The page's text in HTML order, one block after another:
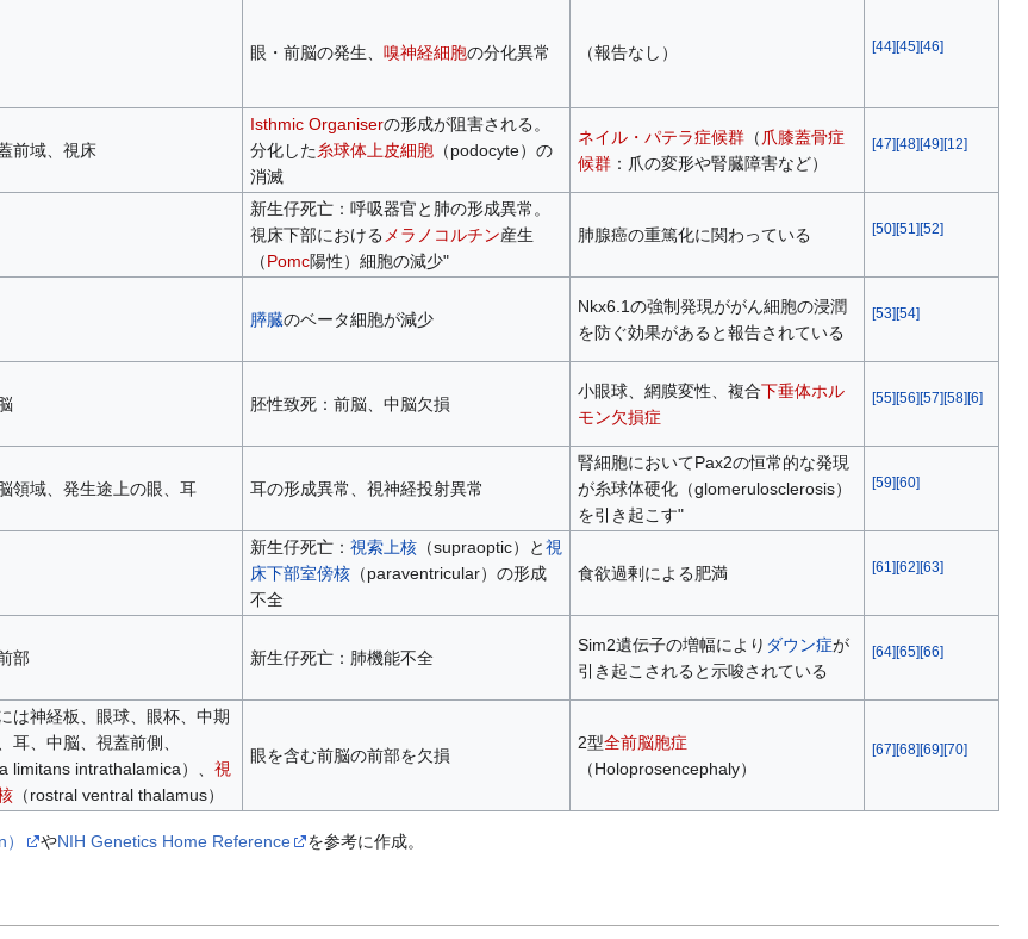
眼・前脳の発生、 嗅神経細胞の分化異常 （報告なし） [44][45][46]
前域、視床
Isthmic Organiserの形成が阻害される。
分化した糸球体上皮細胞（podocyte）の
消滅
ネイル・パテラ症候群（ 爪膝蓋骨症
候群：爪の変形や腎臓障害など）
[47][48][49][12]
新生仔死亡：呼吸器官と肺の形成異常。
視床下部における メラノコルチン産生
（Pomc陽性）細胞の減少"
肺腺癌の重篤化に関わっている [50][51 ][52]
膵臓のベータ細胞が減少
Nkx6.1の強制発現ががん細胞の浸潤
を防ぐ効果があると報告されている
[53][54]
胚性致死：前脳、中脳欠損
小眼球、網膜変性、複合下垂体ホル
モン欠損症
[55][56][57][58][6]
領域、発生途上の眼、耳 耳の形成異常、視神経投射異常
腎細胞においてPax2の恒常的な発現
が糸球体硬化（glomerulosclerosis）
を引き起こす"
[59][60]
新生仔死亡： 視索上核（supraoptic）と視
床下部室傍核（paraventricular）の形成
不全
食欲過剰による肥満 [61 ][62][63]
部 新生仔死亡：肺機能不全
Sim2遺伝子の増幅により ダウン症が
引き起こされると示唆されている
[64][65][66]
は神経板、眼球、眼杯、中期
耳、中脳、視蓋前側、
limitans intrathalamica）、 視
（rostral ventral thalamus）
眼を含む前脳の前部を欠損
2型全前脳胞症
（Holoprosencephaly）
[67][68][69][70]
やNIH Genetics Home Reference を参考に作成。